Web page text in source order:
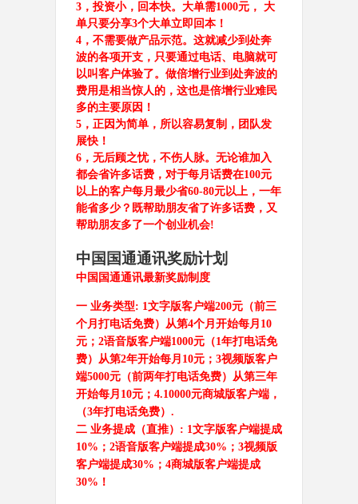
3，投资小，回本快。大单需1000元， 大
单只要分享3个大单立即回本！
4，不需要做产品示范。这就减少到处奔
波的各项开支，只要通过电话、电脑就可
以叫客户体验了。做倍增行业到处奔波的
费用是相当惊人的，这也是倍增行业难民
多的主要原因！
5，正因为简单，所以容易复制，团队发
展快！
6，无后顾之忧，不伤人脉。无论谁加入
都会省许多话费，对于每月话费在100元
以上的客户每月最少省60-80元以上，一年
能省多少？既帮助朋友省了许多话费，又
帮助朋友多了一个创业机会!
中国国通通讯奖励计划
中国国通通讯最新奖励制度
一 业务类型: 1文字版客户端200元（前三
个月打电话免费）从第4个月开始每月10
元；2语音版客户端1000元（1年打电话免
费）从第2年开始每月10元；3视频版客户
端5000元（前两年打电话免费）从第三年
开始每月10元；4.10000元商城版客户端，
（3年打电话免费）.
二 业务提成（直推） : 1文字版客户端提成
10%；2语音版客户端提成30%；3视频版
客户端提成30%；4商城版客户端提成
30%！